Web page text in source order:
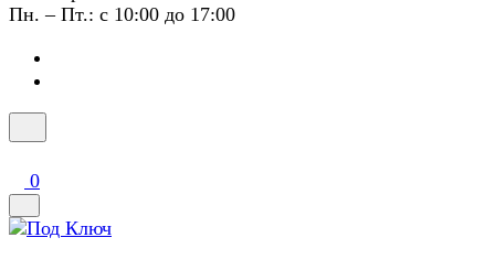
Пн. – Пт.: с 10:00 до 17:00
0